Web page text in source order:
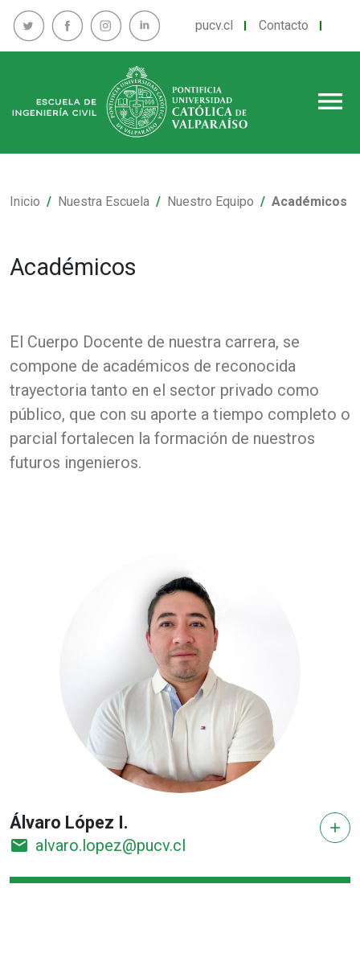
pucv.cl Contacto
menu
Inicio Nuestra Escuela Nuestro Equipo Académicos
Académicos
El Cuerpo Docente de nuestra carrera, se
compone de académicos de reconocida
trayectoria tanto en el sector privado como
público, que con su aporte a tiempo completo o
parcial fortalecen la formación de nuestros
futuros ingenieros.
Álvaro López I.
email alvaro.lopez@pucv.cl
add